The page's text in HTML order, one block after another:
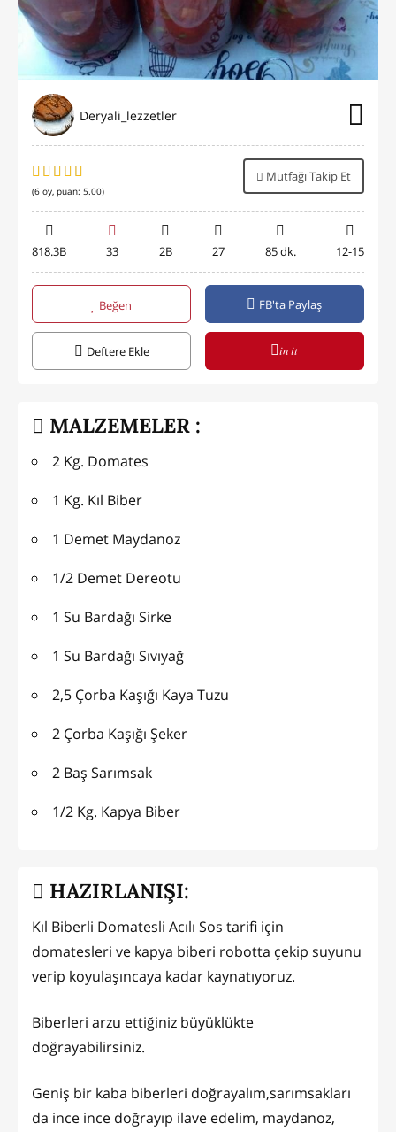
Deryali_lezzetler
(6 oy, puan: 5.00)
Mutfağı Takip Et
818.3B 33 2B 27 85 dk. 12-15
Beğen FB'ta Paylaş
Deftere Ekle in it
MALZEMELER :
2 Kg. Domates
1 Kg. Kıl Biber
1 Demet Maydanoz
1/2 Demet Dereotu
1 Su Bardağı Sirke
1 Su Bardağı Sıvıyağ
2,5 Çorba Kaşığı Kaya Tuzu
2 Çorba Kaşığı Şeker
2 Baş Sarımsak
1/2 Kg. Kapya Biber
HAZIRLANIŞI:
Kıl Biberli Domatesli Acılı Sos tarifi için
domatesleri ve kapya biberi robotta çekip suyunu
verip koyulaşıncaya kadar kaynatıyoruz.
Biberleri arzu ettiğiniz büyüklükte
doğrayabilirsiniz.
Geniş bir kaba biberleri doğrayalım,sarımsakları
da ince ince doğrayıp ilave edelim, maydanoz,